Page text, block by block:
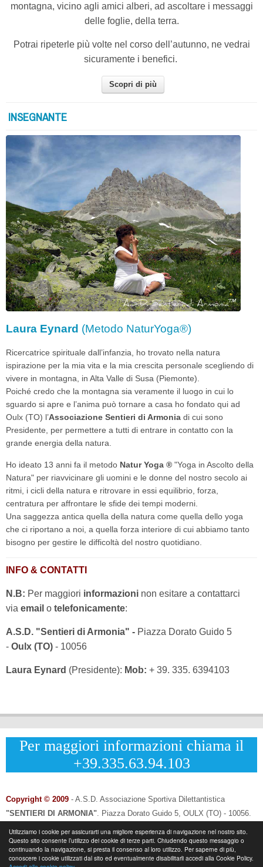
Utilizziamo i cookie per assicurarti una migliore esperienza di navigazione nel nostro sito.
Questo sito consente l’utilizzo dei cookie di terze parti. Chiudendo questo messaggio o
continuando la navigazione, si presta il consenso al loro utilizzo. Per saperne di più,
conoscere i cookie utilizzati dal sito ed eventualmente disabilitarli accedi alla Cookie Policy.
montagna, vicino agli amici alberi, ad ascoltare i messaggi
delle foglie, della terra.
Potrai ripeterle più volte nel corso dell’autunno, ne vedrai
sicuramente i benefici.
Scopri di più
INSEGNANTE
Laura Eynard (Metodo NaturYoga®)
Ricercatrice spirituale dall’infanzia, ho trovato nella natura
ispirazione per la mia vita e la mia crescita personale scegliendo di
vivere in montagna, in Alta Valle di Susa (Piemonte).
Poiché credo che la montagna sia veramente il luogo in cui lo
sguardo si apre e l’anima può tornare a casa ho fondato qui ad
Oulx (TO) l’Associazione Sentieri di Armonia di cui sono
Presidente, per permettere a tutti di entrare in contatto con la
grande energia della natura.
Ho ideato 13 anni fa il metodo Natur Yoga ® "Yoga in Ascolto della
Natura" per riavvicinare gli uomini e le donne del nostro secolo ai
ritmi, i cicli della natura e ritrovare in essi equilibrio, forza,
centratura per affrontare le sfide dei tempi moderni.
Una saggezza antica quella della natura come quella dello yoga
che ci riportano a noi, a quella forza interiore di cui abbiamo tanto
bisogno per gestire le difficoltà del nostro quotidiano.
INFO & CONTATTI
N.B: Per maggiori informazioni non esitare a contattarci
via email o telefonicamente:
A.S.D. "Sentieri di Armonia" - Piazza Dorato Guido 5
- Oulx (TO) - 10056
Laura Eynard (Presidente): Mob: + 39. 335. 6394103
Per maggiori informazioni chiama il
+39.335.63.94.103
Copyright © 2009 - A.S.D. Associazione Sportiva Dilettantistica
"SENTIERI DI ARMONIA"
Piazza Dorato Guido 5, OULX (TO) - 10056.
Info & Contatti:Laura Eynard: +39.335.6394103
-Email: info@sentieridiarmonia.com